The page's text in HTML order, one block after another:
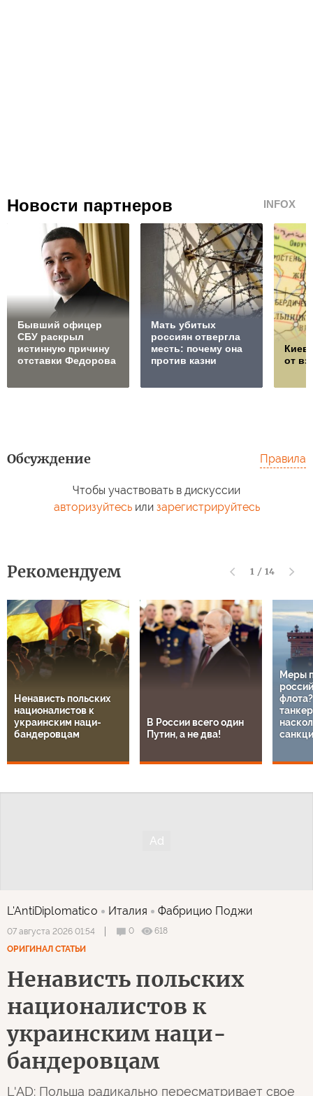
Новости партнеров INFOX
Бывший офицер
СБУ раскрыл
истинную причину
отставки Федорова
Мать убитых
россиян отвергла
месть: почему она
против казни
Киев
от
Обсуждение Правила
Чтобы участвовать в дискуссии
авторизуйтесьили зарегистрируйтесь
Рекомендуем 1 / 14
Ненависть польских
националистов к
украинским наци-
бандеровцам
В России всего один
Путин, а не два!
Меры
L'AntiDiplomatico Италия Фабрицио Поджи
07 августа 2026 01:54 0
618
ОРИГИНАЛ СТАТЬИ
Ненависть польских
националистов к
украинским наци-
бандеровцам
L'AD: Польша радикально пересматривает свое